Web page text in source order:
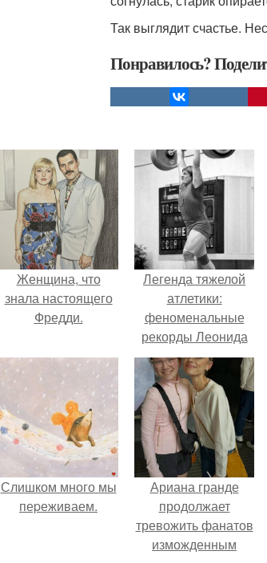
Так выглядит счастье.
Понравилось?
Женщина, что
знала настоящего
Фредди.
Легенда тяжелой
атлетики:
феноменальные
рекорды Леонида
Тараненко.
Слишком много мы
пеpеживаем.
Ариана гранде
продолжает
тревожить фанатов
изможденным